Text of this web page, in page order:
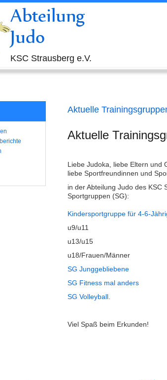
Abteilung
Judo
KSC Strausberg e.V.
Aktuelle
Aktuelle
Liebe Judoka, liebe Eltern und
liebe Sportfreundinnen und
in der Abteilung Judo des KSC
Sportgruppen (SG):
Kindersportgruppe für 4-6-
u9/u11
u13/u15
u18/Frauen/Männer
SG Junggebliebene
SG Fitness mal anders
SG Volleyball.
Viel Spaß beim Erkunden!